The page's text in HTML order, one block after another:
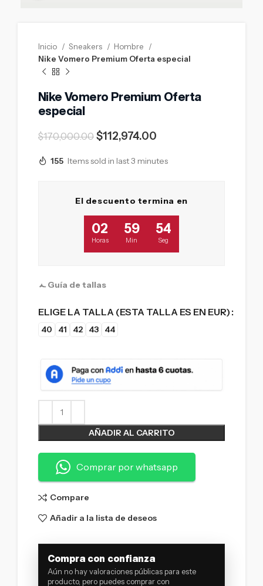
Inicio Sneakers
Hombre
Nike Vomero Premium Oferta especial
Nike Vomero Premium Oferta
especial
$170,000.00 $112,974.00
155 Items sold in last 3 minutes
El descuento termina en
02
Horas
59
Min
53
Seg
Guía de tallas
ELIGE LA TALLA (ESTA TALLA ES EN EUR)
40 41 42 43 44
AÑADIR AL CARRITO
Comprar por whatsapp
Compare
Añadir a la lista de deseos
Compra con confianza
Aún no hay valoraciones públicas para este
producto, pero puedes comprar con